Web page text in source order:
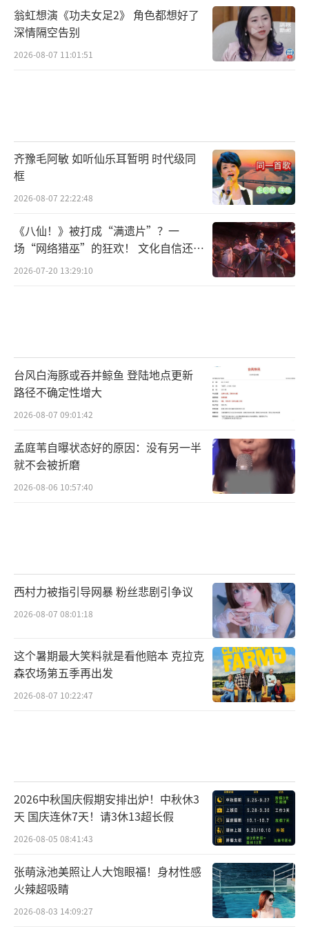
翁虹想演《功夫女足2》 角色都想好了
深情隔空告别
2026-08-07 11:01:51
齐豫毛阿敏 如听仙乐耳暂明 时代级同
框
2026-08-07 22:22:48
《八仙！》被打成“满遗片”？一
场“网络猎巫”的狂欢！ 文化自信还是
焦虑？
2026-07-20 13:29:10
台风白海豚或吞并鲸鱼 登陆地点更新
路径不确定性增大
2026-08-07 09:01:42
孟庭苇自曝状态好的原因：没有另一半
就不会被折磨
2026-08-06 10:57:40
西村力被指引导网暴 粉丝悲剧引争议
2026-08-07 08:01:18
这个暑期最大笑料就是看他赔本 克拉克
森农场第五季再出发
2026-08-07 10:22:47
2026中秋国庆假期安排出炉！中秋休3
天 国庆连休7天！请3休13超长假
2026-08-05 08:41:43
张萌泳池美照让人大饱眼福！身材性感
火辣超吸睛
2026-08-03 14:09:27